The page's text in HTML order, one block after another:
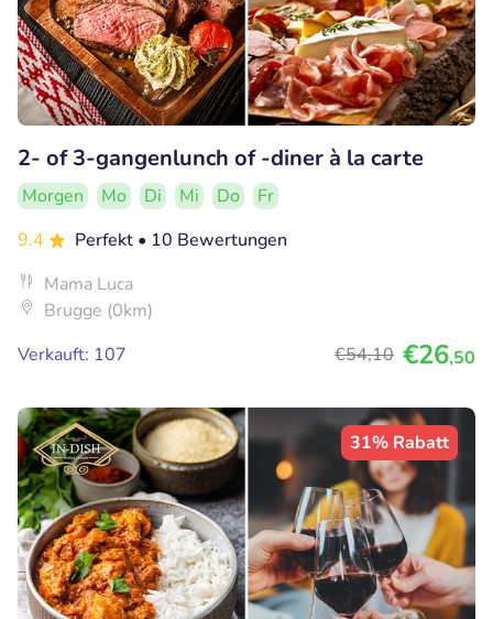
2- of 3-gangenlunch of -diner à la carte
Morgen Mo Di Mi Do
Fr
9.4
Perfekt • 10 Bewertungen
Mama Luca
Brugge (0km)
Verkauft: 107
€54,10 €26,50
31% Rabatt